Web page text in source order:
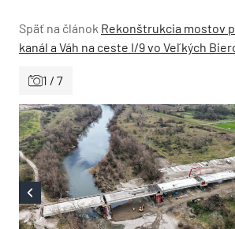
Späť na článok Rekonštrukcia mostov
kanál a Váh na ceste I/9 vo Veľkých
1 / 7